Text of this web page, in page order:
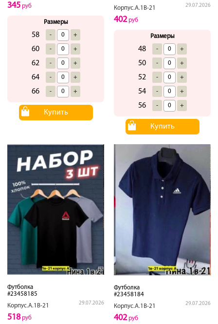
345 руб
Размеры
58 - +
60 - +
62 - +
64 - +
66 - +
Купить
Корпус.А.1В-21
29.07.2026
402руб
Размеры
48 - +
50 - +
52 - +
54 - +
56 - +
Купить
Футболка
#23458185
Корпус.А.1В-21
29.07.2026
518руб
Футболка
#23458184
Корпус.А.1В-21
29.07.2026
402руб